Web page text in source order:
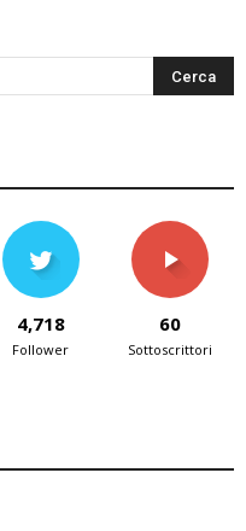
4,718
Follower
60
Sottoscrittori